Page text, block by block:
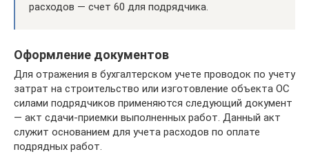
расходов — счет 60 для подрядчика.
Оформление документов
Для отражения в бухгалтерском учете проводок по учету
затрат на строительство или изготовление объекта ОС
силами подрядчиков применяются следующий документ
— акт сдачи-приемки выполненных работ. Данный акт
служит основанием для учета расходов по оплате
подрядных работ.